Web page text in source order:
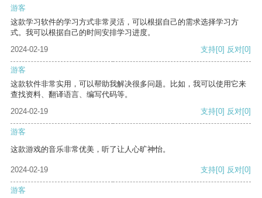
游客
这款学习软件的学习方式非常灵活，可以根据自己的需求选择学习方
式。我可以根据自己的时间安排学习进度。
2024-02-19
支持[0] 反对[0]
游客
这款软件非常实用，可以帮助我解决很多问题。比如，我可以使用它来
查找资料、翻译语言、编写代码等。
2024-02-19
支持[0] 反对[0]
游客
这款游戏的音乐非常优美，听了让人心旷神怡。
2024-02-19 支持[0] 反对[0]
游客